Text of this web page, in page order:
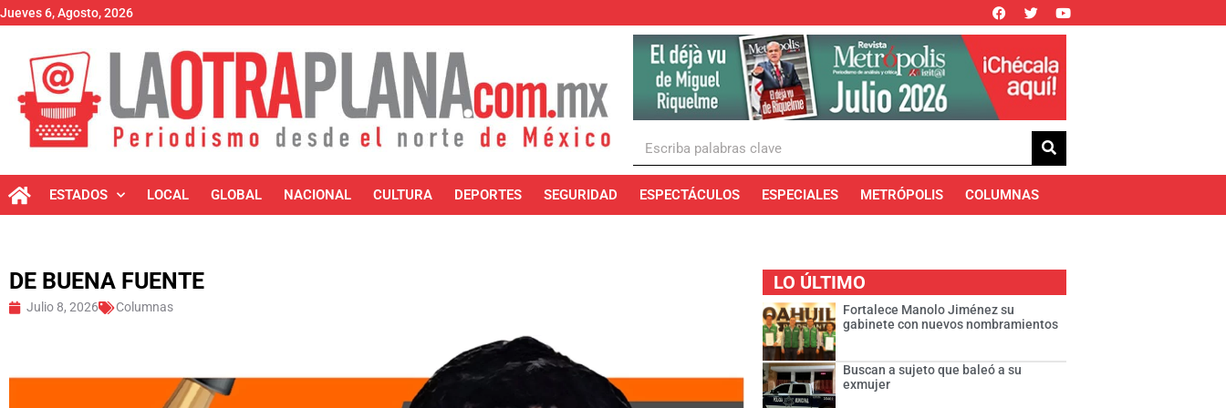
Jueves 6, Agosto, 2026
ESTADOS LOCAL GLOBAL NACIONAL CULTURA DEPORTES SEGURIDAD ESPECTÁCULOS ESPECIALES METRÓPOLIS COLUMNAS
DE BUENA FUENTE
Julio 8, 2026 Columnas
LO ÚLTIMO
Fortalece Manolo Jiménez su
gabinete con nuevos nombramientos
Buscan a sujeto que baleó a su
exmujer